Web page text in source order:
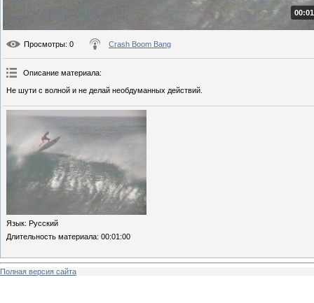
Просмотры: 0 Crash Boom Bang
Описание материала:
Не шути с волной и не делай необдуманных действий.
Язык: Русский
Длительность материала: 00:01:00
Полная версия сайта